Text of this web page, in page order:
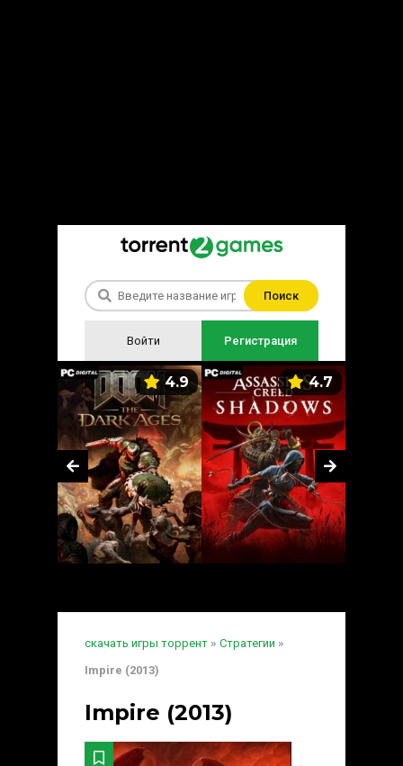
Поиск
Войти Регистрация
4.9 4.7
скачать игры торрент » Стратегии »
Impire (2013)
Impire (2013)